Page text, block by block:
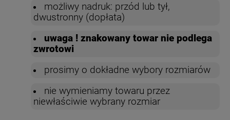
możliwy nadruk: przód lub tył,
dwustronny (dopłata)
uwaga ! znakowany towar nie podlega
zwrotowi
prosimy o dokładne wybory rozmiarów
nie wymieniamy towaru przez
niewłaściwie wybrany rozmiar